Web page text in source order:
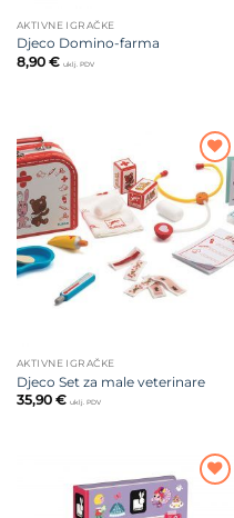
AKTIVNE IGRAČKE
Djeco Domino-farma
8,90 € uklj. PDV
Dodajte
na listu
želja
AKTIVNE IGRAČKE
Djeco Set za male veterinare
35,90 € uklj. PDV